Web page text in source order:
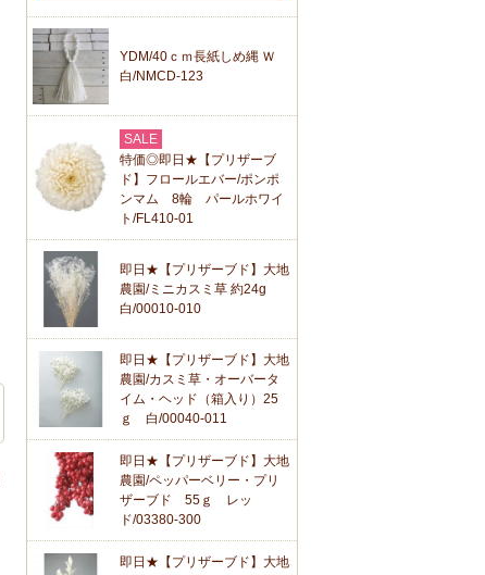
YDM/40ｃｍ長紙しめ縄 Ｗ
白/NMCD-123
SALE
特価◎即日★【プリザーブ
ド】フロールエバー/ポンポ
ンマム 8輪 パールホワイ
ト/FL410-01
即日★【プリザーブド】大地
農園/ミニカスミ草 約24g
白/00010-010
即日★【プリザーブド】大地
農園/カスミ草・オーバータ
イム・ヘッド（箱入り）25
ｇ 白/00040-011
即日★【プリザーブド】大地
農園/ペッパーベリー・プリ
ザーブド 55ｇ レッ
ド/03380-300
即日★【プリザーブド】大地